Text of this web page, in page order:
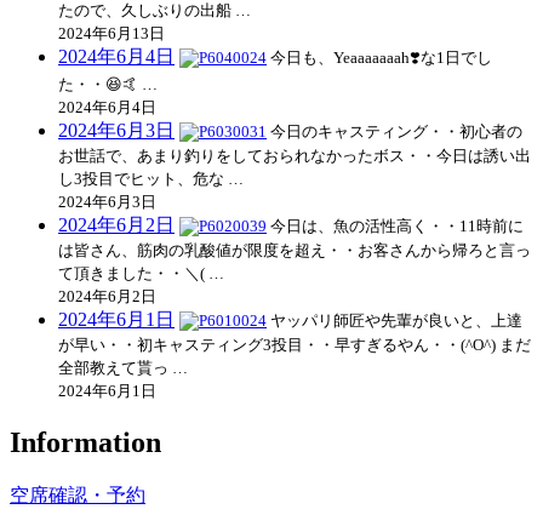
たので、久しぶりの出船 …
2024年6月13日
2024年6月4日
今日も、Yeaaaaaaah❣️な1日でし
た・・😆🤙 …
2024年6月4日
2024年6月3日
今日のキャスティング・・初心者の
お世話で、あまり釣りをしておられなかったボス・・今日は誘い出
し3投目でヒット、危な …
2024年6月3日
2024年6月2日
今日は、魚の活性高く・・11時前に
は皆さん、筋肉の乳酸値が限度を超え・・お客さんから帰ろと言っ
て頂きました・・＼( …
2024年6月2日
2024年6月1日
ヤッパリ師匠や先輩が良いと、上達
が早い・・初キャスティング3投目・・早すぎるやん・・(^O^) まだ
全部教えて貰っ …
2024年6月1日
Information
空席確認・予約